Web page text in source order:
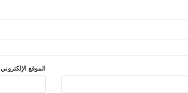
الموقع الإلكتروني